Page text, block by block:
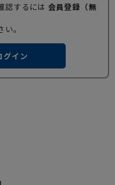
認するには 会員登録（無
。
グイン